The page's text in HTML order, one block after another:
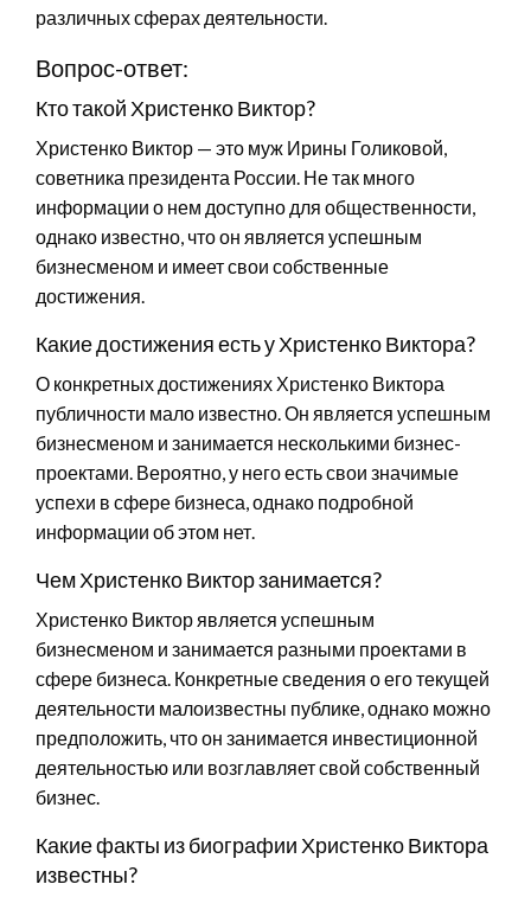
различных сферах деятельности.
Вопрос-ответ:
Кто такой Христенко Виктор?
Христенко Виктор — это муж Ирины Голиковой,
советника президента России. Не так много
информации о нем доступно для общественности,
однако известно, что он является успешным
бизнесменом и имеет свои собственные
достижения.
Какие достижения есть у Христенко Виктора?
О конкретных достижениях Христенко Виктора
публичности мало известно. Он является успешным
бизнесменом и занимается несколькими бизнес-
проектами. Вероятно, у него есть свои значимые
успехи в сфере бизнеса, однако подробной
информации об этом нет.
Чем Христенко Виктор занимается?
Христенко Виктор является успешным
бизнесменом и занимается разными проектами в
сфере бизнеса. Конкретные сведения о его текущей
деятельности малоизвестны публике, однако можно
предположить, что он занимается инвестиционной
деятельностью или возглавляет свой собственный
бизнес.
Какие факты из биографии Христенко Виктора
известны?